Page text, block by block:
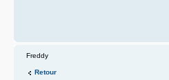
Freddy
Retour